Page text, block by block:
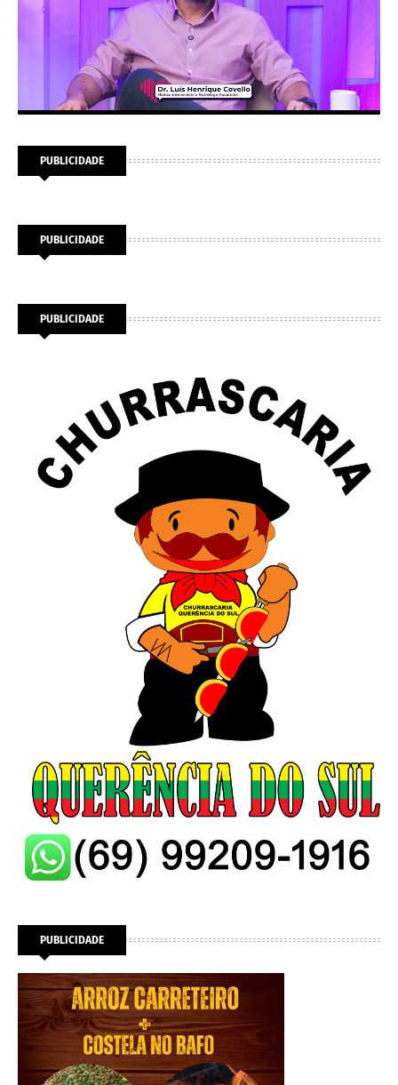
PUBLICIDADE
PUBLICIDADE
PUBLICIDADE
PUBLICIDADE